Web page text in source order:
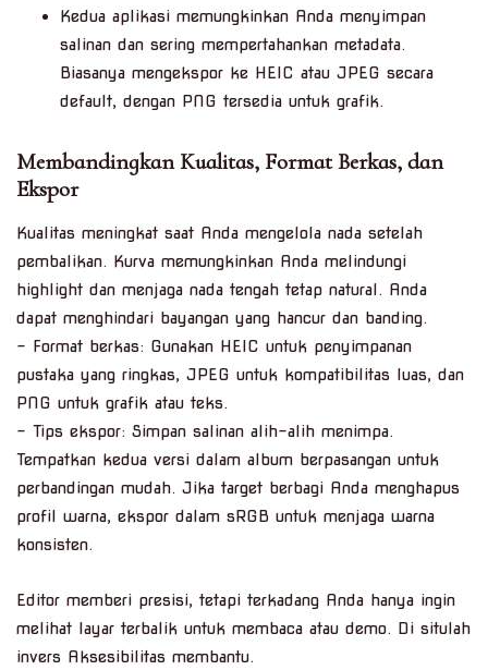
Kedua aplikasi memungkinkan Anda menyimpan
salinan dan sering mempertahankan metadata.
Biasanya mengekspor ke HEIC atau JPEG secara
default, dengan PNG tersedia untuk grafik.
Membandingkan Kualitas, Format Berkas, dan
Ekspor
Kualitas meningkat saat Anda mengelola nada setelah
pembalikan. Kurva memungkinkan Anda melindungi
highlight dan menjaga nada tengah tetap natural. Anda
dapat menghindari bayangan yang hancur dan banding.
– Format berkas: Gunakan HEIC untuk penyimpanan
pustaka yang ringkas, JPEG untuk kompatibilitas luas, dan
PNG untuk grafik atau teks.
– Tips ekspor: Simpan salinan alih-alih menimpa.
Tempatkan kedua versi dalam album berpasangan untuk
perbandingan mudah. Jika target berbagi Anda menghapus
profil warna, ekspor dalam sRGB untuk menjaga warna
konsisten.
Editor memberi presisi, tetapi terkadang Anda hanya ingin
melihat layar terbalik untuk membaca atau demo. Di situlah
invers Aksesibilitas membantu.